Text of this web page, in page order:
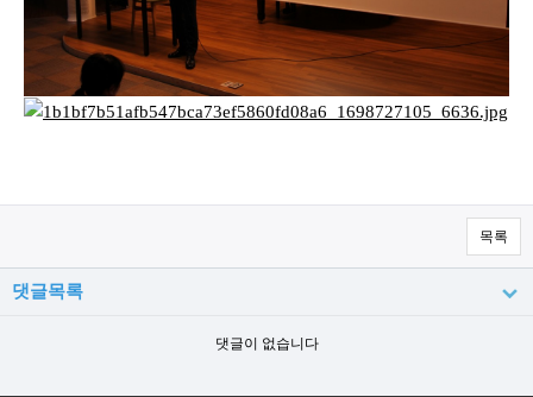
목록
댓글목록
댓글이 없습니다